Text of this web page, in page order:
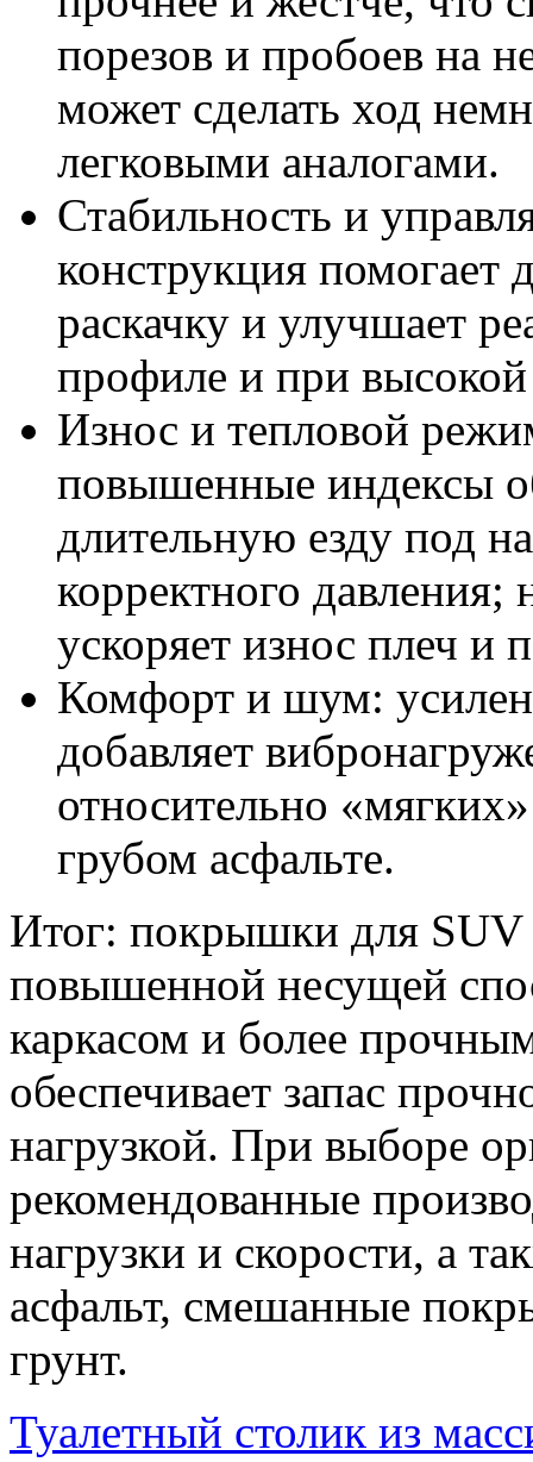
порезов и пробоев на
может сделать ход
легковыми аналогами.
Стабильность и
конструкция помогает
раскачку и улучшает
профиле и при высокой
Износ и тепловой
повышенные индексы
длительную езду под
корректного давления;
ускоряет износ плеч и
Комфорт и шум:
добавляет
относительно
грубом асфальте.
Итог: покрышки для SUV
повышенной несущей
каркасом и более
обеспечивает запас
нагрузкой. При выборе
рекомендованные
нагрузки и скорости, а
асфальт, смешанные
грунт.
Туалетный столик из